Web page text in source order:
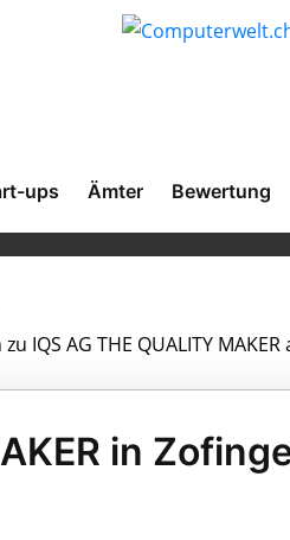
ups Ämter Bewertung
AG THE QUALITY
in